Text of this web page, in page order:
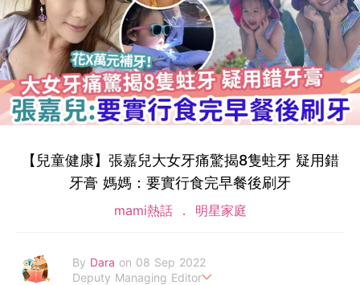
【兒童健康】張嘉兒大女牙痛驚揭8隻蛀牙 疑用錯
牙膏 媽媽：要實行食完早餐後刷牙
mami熱話 明星家庭
By Dara on 08 Sep 2022
Deputy Managing Editor